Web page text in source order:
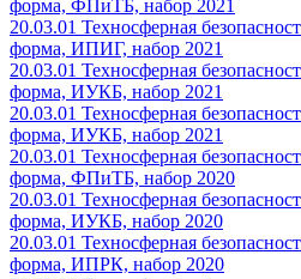
форма, ФПиТБ, набор 2021
20.03.01 Техносферная
форма, ИПИГ, набор 2021
20.03.01 Техносферная
форма, ИУКБ, набор 2021
20.03.01 Техносферная
форма, ИУКБ, набор 2021
20.03.01 Техносферная
форма, ФПиТБ, набор 2020
20.03.01 Техносферная
форма, ИУКБ, набор 2020
20.03.01 Техносферная
форма, ИПРК, набор 2020